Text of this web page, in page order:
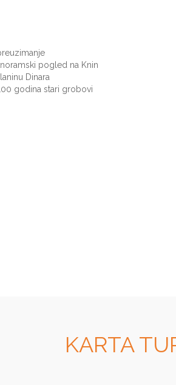
pogled na Knin
Dinara
godina stari grobovi
KARTA